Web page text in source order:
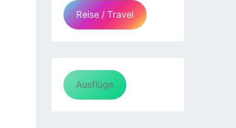
Reise / Travel
Ausflüge